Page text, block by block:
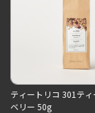
ティートリコ 301テ
ベリー 50g